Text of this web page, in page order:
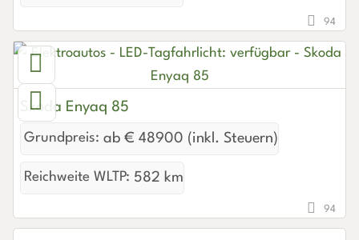
94
Skoda Enyaq 85
Grundpreis: ab € 48900 (inkl. Steuern)
Reichweite WLTP: 582 km
94